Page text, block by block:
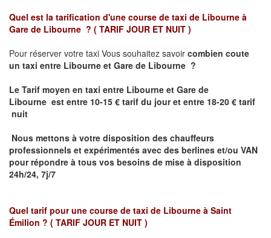
Quel est la tarification d'une course de taxi de Libourne à
Gare de Libourne ? ( TARIF JOUR ET NUIT )
Pour réserver votre taxi Vous souhaitez savoir combien coute
un taxi entre Libourne et Gare de Libourne ?
Le Tarif moyen en taxi entre Libourne et Gare de
Libourne est entre 10-15 € tarif du jour et entre 18-20 € tarif
nuit
Nous mettons à votre disposition des chauffeurs
professionnels et expérimentés avec des berlines et/ou VAN
pour répondre à tous vos besoins de mise à disposition
24h/24, 7j/7
Quel tarif pour une course de taxi de Libourne à Saint
Émilion ? ( TARIF JOUR ET NUIT )